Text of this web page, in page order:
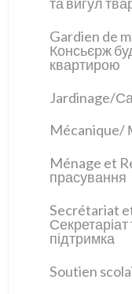
Gardien de
Консьєрж
квартирою
Jardinage/
Mécanique/
Ménage et
прасування
Secrétariat
Секретаріат
підтримка
Soutien